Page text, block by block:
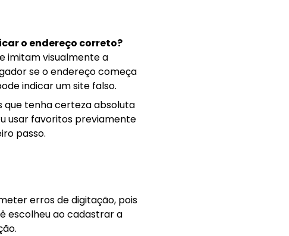
o endereço correto?
imitam visualmente a
se o endereço começa
indicar um site falso.
que tenha certeza absoluta
usar favoritos previamente
passo.
erros de digitação, pois
escolheu ao cadastrar a